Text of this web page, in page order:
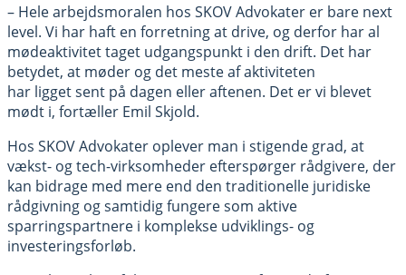
– Hele arbejdsmoralen hos SKOV Advokater er bare next
level. Vi har haft en forretning at drive, og derfor har al
mødeaktivitet taget udgangspunkt i den drift. Det har
betydet, at møder og det meste af aktiviteten
har ligget sent på dagen eller aftenen. Det er vi blevet
mødt i, fortæller Emil Skjold.
Hos SKOV Advokater oplever man i stigende grad, at
vækst- og tech-virksomheder efterspørger rådgivere, der
kan bidrage med mere end den traditionelle juridiske
rådgivning og samtidig fungere som aktive
sparringspartnere i komplekse udviklings- og
investeringsforløb.